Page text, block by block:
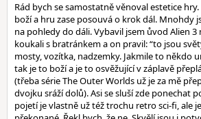
Rád bych se samostatně věnoval estetice
boží a hru zase posouvá o krok dál. Mnohdy
na pohledy do dáli. Vybavil jsem ůvod Alien
koukali s bratránkem a on pravil: “to jsou
mosty, vozítka, nadzemky. Jakmile to někdo
tak je to boží a je to osvěžující v záplavě
(třeba série The Outer Worlds už je za mě
dvojku sráží dolů). Asi se sluší zde ponechat
pojetí je vlastně už též trochu retro sci-fi, ale